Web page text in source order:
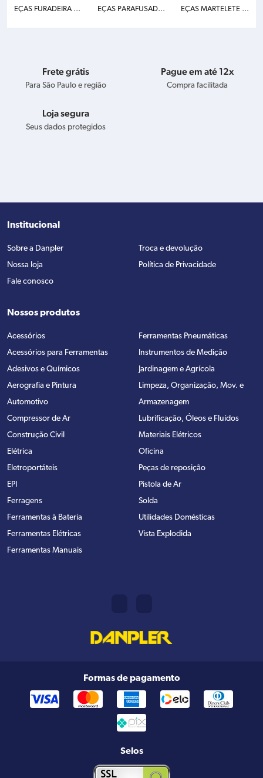
EÇAS FURADEIRA M
EÇAS PARAFUSADEI
EÇAS MARTELETE M
Frete grátis
Para São Paulo e região
Pague em até 12x
Compra facilitada
Loja segura
Seus dados protegidos
Institucional
Sobre a Danpler
Nossa loja
Fale conosco
Troca e devolução
Política de Privacidade
Nossos produtos
Acessórios
Acessórios para Ferramentas
Adesivos e Químicos
Aerografia e Pintura
Automotivo
Compressor de Ar
Construção Civil
Elétrica
Eletroportáteis
EPI
Ferragens
Ferramentas à Bateria
Ferramentas Elétricas
Ferramentas Manuais
Ferramentas Pneumáticas
Instrumentos de Medição
Jardinagem e Agrícola
Limpeza, Organização, Mov. e
Armazenagem
Lubrificação, Óleos e Fluídos
Materiais Elétricos
Oficina
Peças de reposição
Pistola de Ar
Solda
Utilidades Domésticas
Vista Explodida
Formas de pagamento
Selos